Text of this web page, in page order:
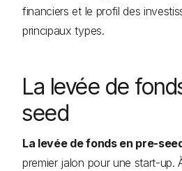
financiers et le profil des
principaux types.
La levée de
seed
La levée de fonds en pre-
premier jalon pour une start-up.